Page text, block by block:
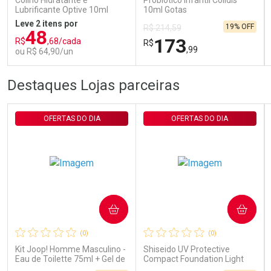
Lubrificante Optive 10ml
Leve 2 itens por
R$48,68/cada
ou R$ 64,90/un
FECHAR
Laboratório
Comprar sem Desconto
Por R$ 64,90/cada
FECHAR
Por Menos
Comprar sem Desconto
Por R$ 64,90/cada
10ml Gotas
R$ 214,59
R$173,99
19% OFF
Comprar sem Desconto
Por R$ 173,99/cada
Por Menos
Comprar sem Desconto
Por R$ 173,99/cada
Destaques Lojas parceiras
(0)
Kit Joop! Homme Masculino -
Eau de Toilette 75ml + Gel de
OFERTAS DO DIA
COMPRAR
(0)
Shiseido UV Protective
Compact Foundation Light
Ochre - Protetor Solar Facial
OFERTAS DO DIA
COMPRAR